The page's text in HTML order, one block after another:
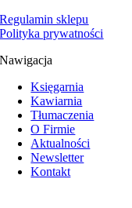
Regulamin sklepu
Polityka prywatności
Nawigacja
Księgarnia
Kawiarnia
Tłumaczenia
O Firmie
Aktualności
Newsletter
Kontakt